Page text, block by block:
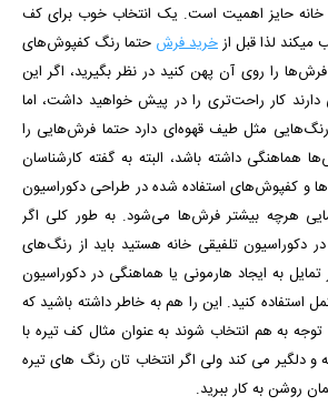
خانه حایز اهمیت است. یک انتخاب خوب برای کف
لذا قبل ازخرید فرش حتما رنگ کفپوش‌های
را روی آن پهن کنید در نظر بگیرید، اگر این
کار راحت‌تری را در پیش خواهید داشت، اما
مثل طیف قهوه‌ای دارد حتما فرش‌هایی را
هماهنگی داشته باشد، البته به گفته کارشناسان
و کفپوش‌های استفاده شده در طراحی دکوراسیون
هرچه بیشتر فرش‌ها می‌شود. به طور کلی اگر
دکوراسیون تلفیقی خانه هستید باید از رنگ‌های
تمایل به ایجاد هارمونی یا هماهنگی در دکوراسیون
استفاده کنید. این را هم به خاطر داشته باشید که
توجه به هم انتخاب شوند به عنوان مثال کف تیره با
و دلگیر می کند ولی اگر انتخاب تان رنگ های تیره
روشن به کار ببرید.